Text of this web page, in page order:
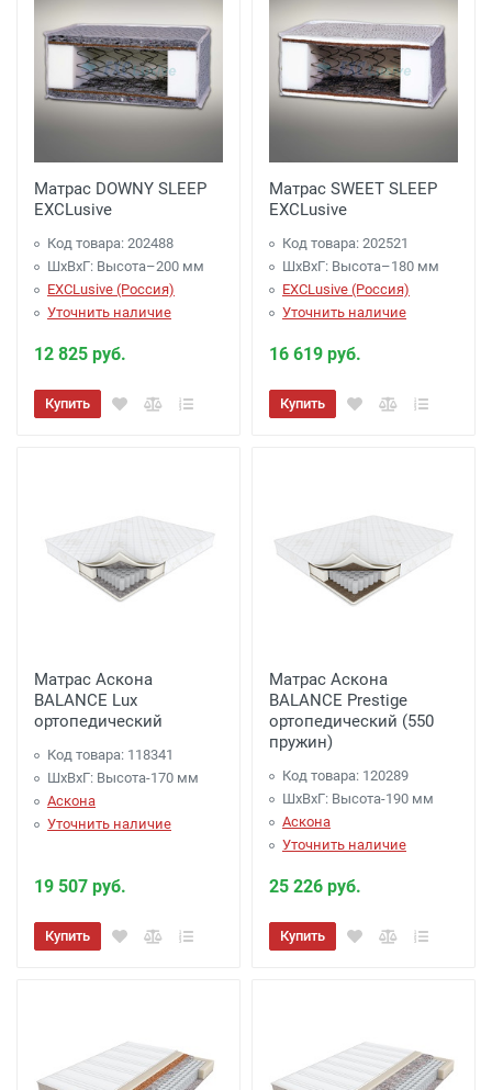
Матрас DOWNY SLEEP
EXCLusive
Код товара: 202488
ШхВхГ: Высота–200 мм
EXCLusive (Россия)
Уточнить наличие
12 825 руб.
Купить
Матрас SWEET SLEEP
EXCLusive
Код товара: 202521
ШхВхГ: Высота–180 мм
EXCLusive (Россия)
Уточнить наличие
16 619 руб.
Купить
Матрас Аскона
BALANCE Lux
ортопедический
Код товара: 118341
ШхВхГ: Высота-170 мм
Аскона
Уточнить наличие
19 507 руб.
Купить
Матрас Аскона
BALANCE Prestige
ортопедический (550
пружин)
Код товара: 120289
ШхВхГ: Высота-190 мм
Аскона
Уточнить наличие
25 226 руб.
Купить